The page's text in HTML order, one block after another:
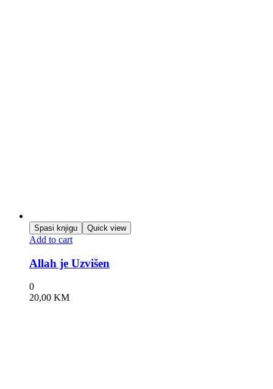
Spasi knjigu Quick view
Add to cart
Allah je Uzvišen
0
20,00 KM